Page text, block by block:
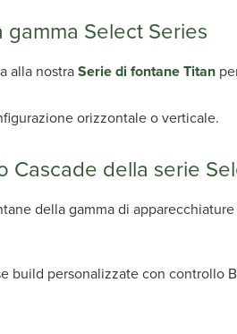
Select Series
alla nostraSerie di fontane Titan
orizzontale o verticale.
Cascade della serie
della gamma di
personalizzate con controllo